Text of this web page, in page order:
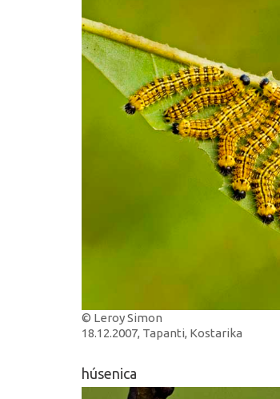
© Leroy Simon
18.12.2007, Tapanti, Kostarika
húsenica